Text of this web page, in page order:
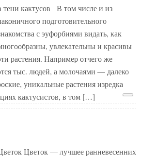
тени кактусов В том числе и из
подготовительного
с эуфорбиями видать, как
увлекательны и красивы
растения. Например отчего же
тыс. людей, а молочаями — далеко
уникальные растения изредка
кактусистов, в том […]
Цветок — лучшее ранневесенних